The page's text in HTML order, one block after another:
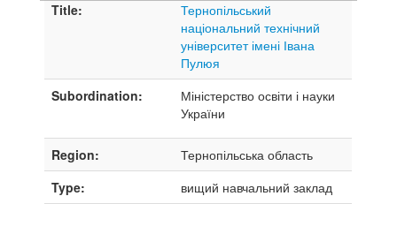
Title:
Тернопільський
національний технічний
університет імені Івана
Пулюя
Subordination:
Міністерство освіти і науки
України
Region:
Тернопільська область
Type:
вищий навчальний заклад